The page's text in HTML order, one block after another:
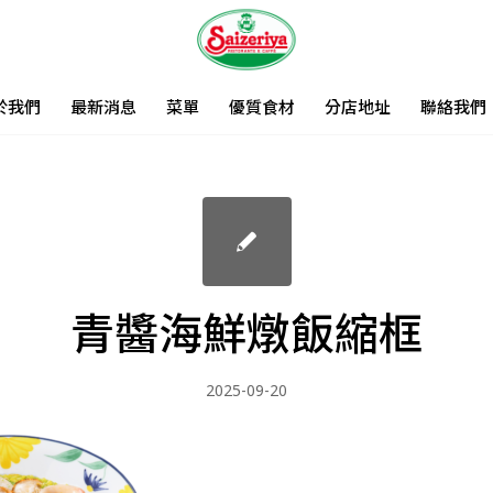
我們 最新消息 菜單 優質食材 分店地址 聯絡我們
青醬海鮮燉飯縮框
2025-09-20